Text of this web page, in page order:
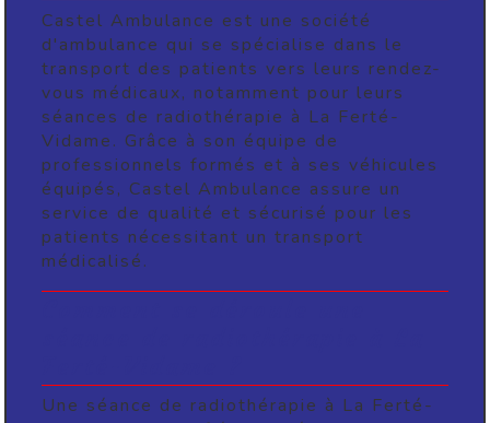
Castel Ambulance est une société
d'ambulance qui se spécialise dans le
transport des patients vers leurs rendez-
vous médicaux, notamment pour leurs
séances de radiothérapie à La Ferté-
Vidame. Grâce à son équipe de
professionnels formés et à ses véhicules
équipés, Castel Ambulance assure un
service de qualité et sécurisé pour les
patients nécessitant un transport
médicalisé.
Une séance de radiothérapie à La Ferté-